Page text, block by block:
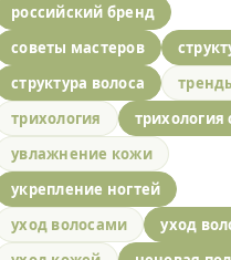
российский бренд
советы мастеров
структура волоса
трихология
трихология
увлажнение кожи
укрепление ногтей
уход волосами
уход